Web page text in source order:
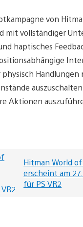
von
mit vollständiger
haptisches
Handlungen
Aktionen
Hitman World
erscheint am
für PS VR2